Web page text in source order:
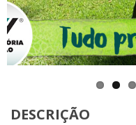
DESCRIÇÃO